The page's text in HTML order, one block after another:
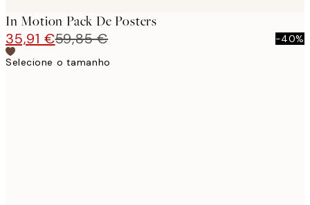
In Motion Pack De Posters
35,91 €59,85 €
-40%
Selecione o tamanho